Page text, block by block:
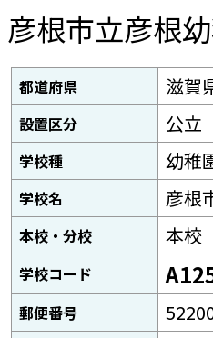
彦根市立彦根
都道府県 滋賀
設置区分 公立
学校種 幼稚
学校名 彦根
本校・分校 本校
学校コード
郵便番号